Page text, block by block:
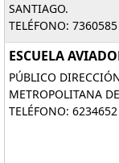
SANTIAGO.
TELÉFONO: 7360585
ESCUELA
PÚBLICO
METROPOLITANA
TELÉFONO: 6234652